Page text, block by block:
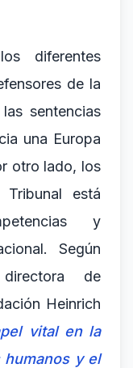
diferentes
de la
sentencias
una Europa
otro lado, los
está
y
Según
de
Heinrich
vital en la
y el